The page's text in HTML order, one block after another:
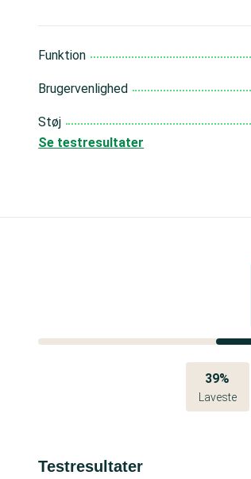
Funktion
Brugervenlighed
Støj
Se testresultater
39%
Laveste
Testresultater